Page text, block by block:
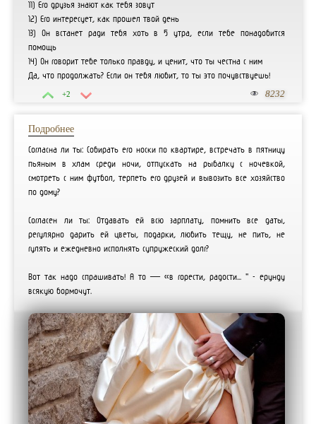
8232
+2
11) Его друзья знают как тебя зовут
12) Его интересует, как прошел твой день
13) Он встанет ради тебя хоть в 5 утра, если тебе понадобится
помощь
14) Он говорит тебе только правду, и ценит, что ты честна с ним
Да, что продолжать? Если он тебя любит, то ты это почувствуешь!
Подробнее
Согласна ли ты: Собирать его носки по квартире, встречать в пятницу
пьяным в хлам среди ночи, отпускать на рыбалку с ночевкой,
смотреть с ним футбол, терпеть его друзей и вывозить все хозяйство
по дому?
Согласен ли ты: Отдавать ей всю зарплату, помнить все даты,
регулярно дарить ей цветы, подарки, любить тещу, не пить, не
гулять и ежедневно исполнять супружеский долг?
Вот так надо спрашивать! А то — «в горести, радости... " - ерунду
всякую бормочут.